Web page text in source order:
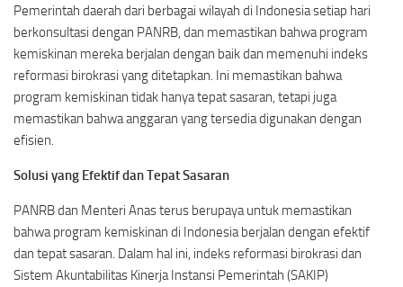
Pemerintah daerah dari berbagai wilayah di Indonesia setiap hari
berkonsultasi dengan PANRB, dan memastikan bahwa program
kemiskinan mereka berjalan dengan baik dan memenuhi indeks
reformasi birokrasi yang ditetapkan. Ini memastikan bahwa
program kemiskinan tidak hanya tepat sasaran, tetapi juga
memastikan bahwa anggaran yang tersedia digunakan dengan
efisien.
Solusi yang Efektif dan Tepat Sasaran
PANRB dan Menteri Anas terus berupaya untuk memastikan
bahwa program kemiskinan di Indonesia berjalan dengan efektif
dan tepat sasaran. Dalam hal ini, indeks reformasi birokrasi dan
Sistem Akuntabilitas Kinerja Instansi Pemerintah (SAKIP)